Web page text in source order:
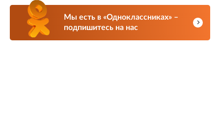
Мы есть в «Одноклассниках» –
подпишитесь на нас